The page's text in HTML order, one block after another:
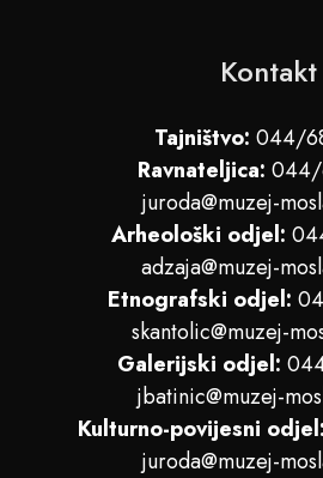
Kontakt
Tajništvo: 044/
Ravnateljica: 044/
juroda@muzej-
Arheološki odjel:
adzaja@muzej-
Etnografski odjel:
skantolic@muzej-
Galerijski odjel:
jbatinic@muzej-
Kulturno-povijesni odjel:
juroda@muzej-